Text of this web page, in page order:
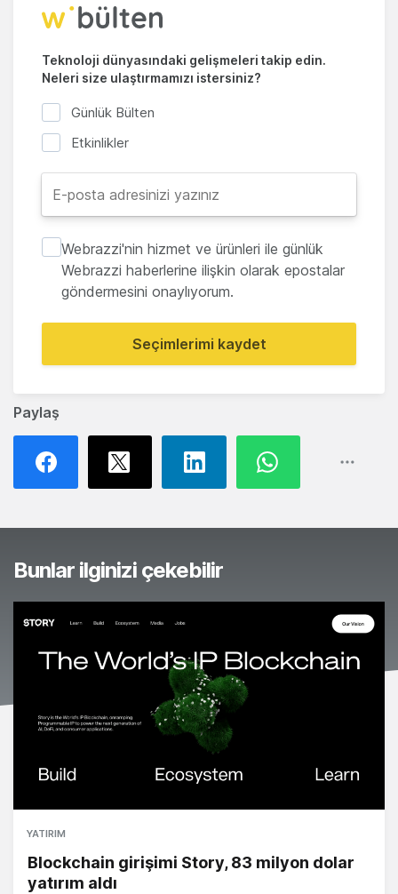
Paylaş
Teknoloji dünyasındaki gelişmeleri takip edin.
Neleri size ulaştırmamızı istersiniz?
Günlük Bülten
Etkinlikler
Webrazzi'nin hizmet ve ürünleri ile günlük
Webrazzi haberlerine ilişkin olarak epostalar
göndermesini onaylıyorum.
Seçimlerimi kaydet
Bunlar ilginizi çekebilir
YATIRIM
Blockchain girişimi Story, 83 milyon dolar
yatırım aldı